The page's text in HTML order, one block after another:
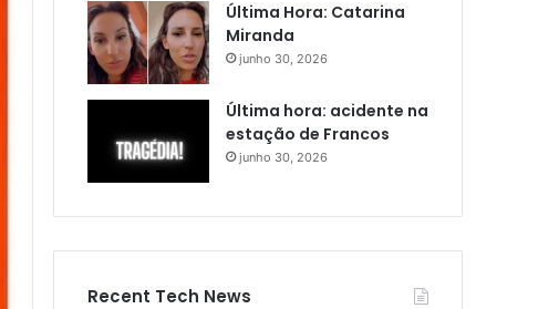
Última Hora: Catarina
Miranda
junho 30, 2026
Última hora: acidente na
estação de Francos
junho 30, 2026
Recent Tech News